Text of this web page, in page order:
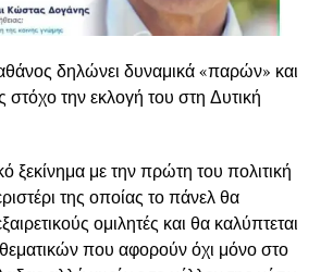
επίσης στον ψηφιακό
κράτους, επισημαίνοντας ότι οι
έχουν απλοποιήσει σημαντικά
εκατομμυρίων πολιτών, ενώ έκανε
στη διασύνδεση των ταμειακών
δηλώνει δυναμικά «παρών» και
στόχο την εκλογή του στη Δυτική
ξεκίνημα με την πρώτη του πολιτική
της οποίας το πάνελ θα
ομιλητές και θα καλύπτεται
που αφορούν όχι μόνο στο